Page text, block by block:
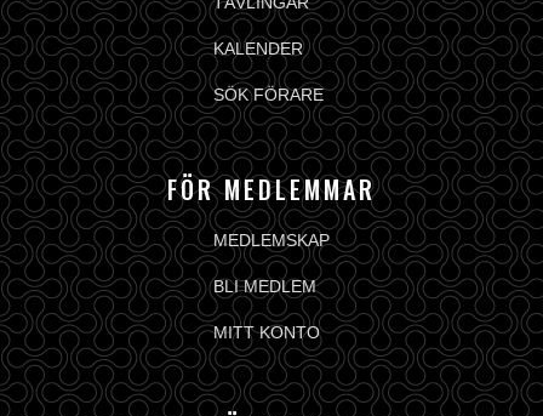
KALENDER
SÖK FÖRARE
FÖR MEDLEMMAR
MEDLEMSKAP
BLI MEDLEM
MITT KONTO